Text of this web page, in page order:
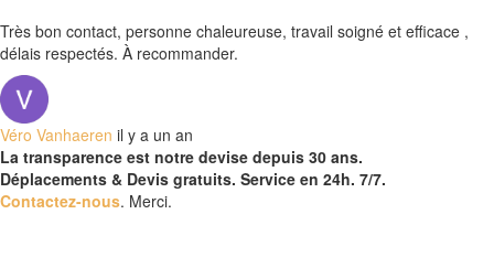
Très bon contact, personne chaleureuse, travail soigné et efficace ,
délais respectés. À recommander.
Véro Vanhaeren il y a un an
La transparence est notre devise depuis 30 ans.
Déplacements & Devis gratuits. Service en 24h. 7/7.
Contactez-nous. Merci.